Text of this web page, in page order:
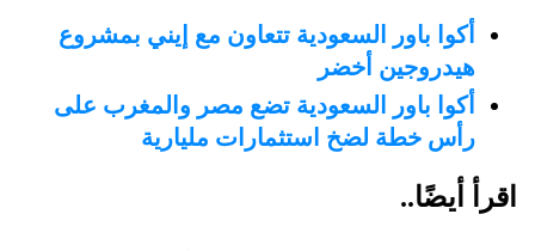
أكوا باور السعودية تتعاون مع إيني بمشروع
هيدروجين أخضر
أكوا باور السعودية تضع مصر والمغرب على
رأس خطة لضخ استثمارات مليارية
اقرأ أيضًا..